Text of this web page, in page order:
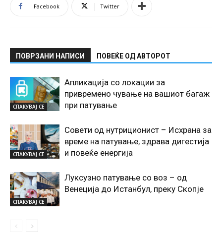
Facebook Twitter
ПОВРЗАНИ НАПИСИ ПОВЕЌЕ ОД АВТОРОТ
СПАКУВАЈ СЕ
Апликација со локации за
привремено чување на вашиот багаж
при патување
СПАКУВАЈ СЕ
Совети од нутриционист – Исхрана за
време на патување, здрава дигестија
и повеќе енергија
СПАКУВАЈ СЕ
Луксузно патување со воз – од
Венеција до Истанбул, преку Скопје